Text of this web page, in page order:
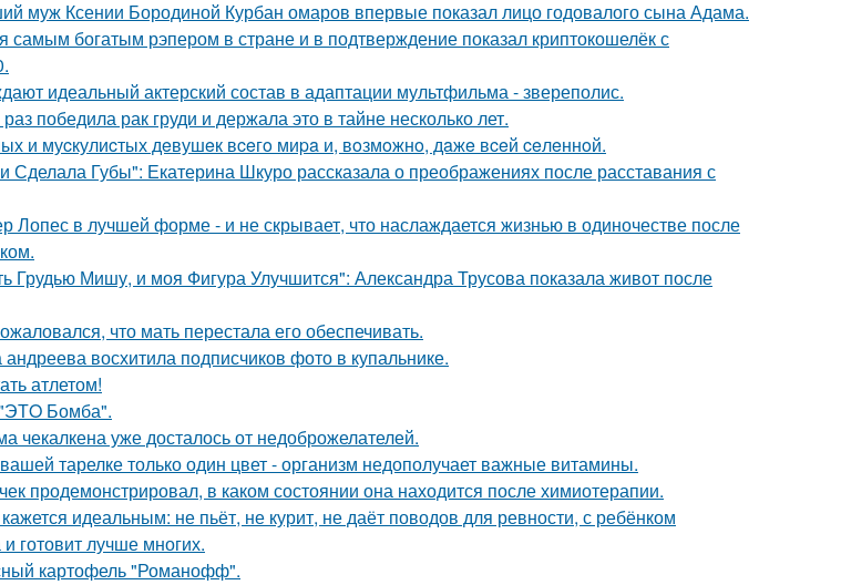
муж Ксении Бородиной Курбан омаров впервые показал лицо годовалого сына Адама.
самым богатым рэпером в стране и в подтверждение показал криптокошелёк с
идеальный актерский состав в адаптации мультфильма - звереполис.
победила рак груди и держала это в тайне несколько лет.
и муcкулиcтых дeвушeк вceгo миpa и, вoзмoжнo, дaжe вceй ceлeннoй.
Сделала Губы": Екатерина Шкуро рассказала о преображениях после расставания с
Лопес в лучшей форме - и не скрывает, что наслаждается жизнью в одиночестве после
Грудью Мишу, и моя Фигура Улучшится": Александра Трусова показала живот после
что мать перестала его обеспечивать.
восхитила подписчиков фото в купальнике.
атлетом!
Бомба".
чекалкена уже досталось от недоброжелателей.
тарелке только один цвет - организм недополучает важные витамины.
продемонстрировал, в каком состоянии она находится после химиотерапии.
идеальным: не пьёт, не курит, не даёт поводов для ревности, с ребёнком
готовит лучше многих.
картофель "Романофф".